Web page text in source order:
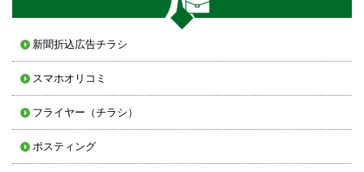
新聞折込広告チラシ
スマホオリコミ
フライヤー（チラシ）
ポスティング